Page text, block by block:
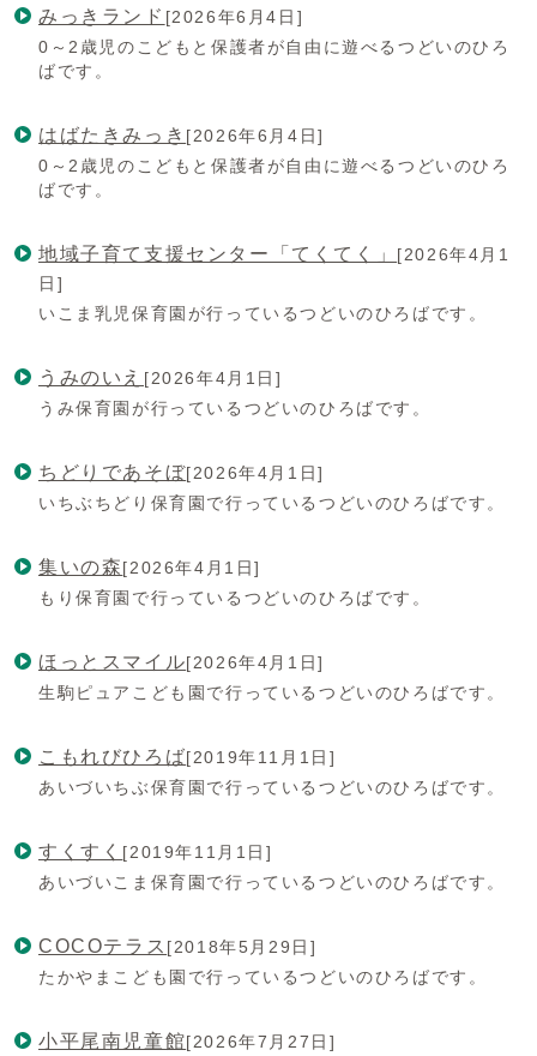
みっきランド [2026年6月4日]
0～2歳児のこどもと保護者が自由に遊べるつどいのひろ
ばです。
はばたきみっき [2026年6月4日]
0～2歳児のこどもと保護者が自由に遊べるつどいのひろ
ばです。
地域子育て支援センター「てくてく」 [2026年4月1
日]
いこま乳児保育園が行っているつどいのひろばです。
うみのいえ [2026年4月1日]
うみ保育園が行っているつどいのひろばです。
ちどりであそぼ[2026年4月1日]
いちぶちどり保育園で行っているつどいのひろばです。
集いの森[2026年4月1日]
もり保育園で行っているつどいのひろばです。
ほっとスマイル[2026年4月1日]
生駒ピュアこども園で行っているつどいのひろばです。
こもれびひろば[2019年11月1日]
あいづいちぶ保育園で行っているつどいのひろばです。
すくすく [2019年11月1日]
あいづいこま保育園で行っているつどいのひろばです。
COCOテラス [2018年5月29日]
たかやまこども園で行っているつどいのひろばです。
小平尾南児童館[2026年7月27日]